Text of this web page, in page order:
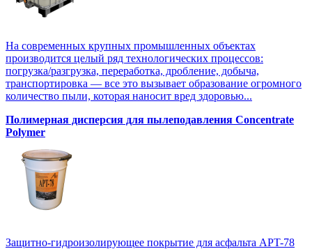
На современных крупных промышленных объектах
производится целый ряд технологических процессов:
погрузка/разгрузка, переработка, дробление, добыча,
транспортировка — все это вызывает образование огромного
количество пыли, которая наносит вред здоровью...
Полимерная дисперсия для пылеподавления Concentrate
Polymer
Защитно-гидроизолирующее покрытие для асфальта APT-78